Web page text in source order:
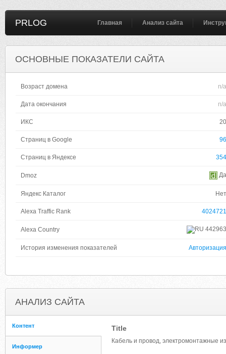
PRLOG Главная Анализ сайта
ОСНОВНЫЕ ПОКАЗАТЕЛИ САЙТА
Возраст домена n/a
Дата окончания n/a
ИКС 20
Страниц в Google 96
Страниц в Яндексе 354
Dmoz Да
Яндекс Каталог Нет
Alexa Traffic Rank 4024721
Alexa Country 442963
История изменения показателей Авторизация
АНАЛИЗ САЙТА
Контент
Информер
Title
Кабель и провод, электромонтажные